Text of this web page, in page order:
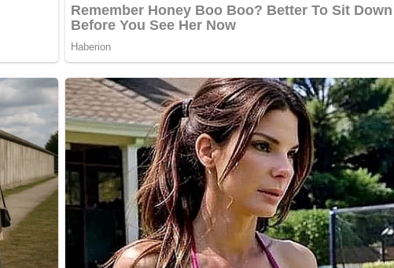
aufbewahrt werden. Vor dem erneuten Verzehr einfach kurz in der